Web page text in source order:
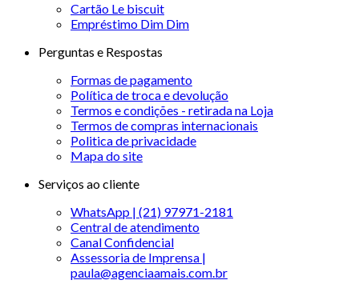
Cartão Le biscuit
Empréstimo Dim Dim
Perguntas e Respostas
Formas de pagamento
Política de troca e devolução
Termos e condições - retirada na Loja
Termos de compras internacionais
Politica de privacidade
Mapa do site
Serviços ao cliente
WhatsApp | (21) 97971-2181
Central de atendimento
Canal Confidencial
Assessoria de Imprensa |
paula@agenciaamais.com.br